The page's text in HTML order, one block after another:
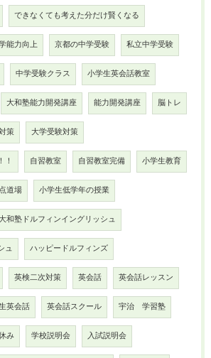
できなくても考えた分だけ賢くなる
能力向上 京都の中学受験 私立中学受験
中学受験クラス 小学生英会話教室
大和塾能力開発講座 能力開発講座 脳トレ
策 大学受験対策
自習教室 自習教室完備 小学生教育
道場 小学生低学年の授業
和塾ドルフィンイングリッシュ
ュ ハッピードルフィンズ
英検二次対策 英会話 英会話レッスン
英会話 英会話スクール 宇治 学習塾
み 学校説明会 入試説明会